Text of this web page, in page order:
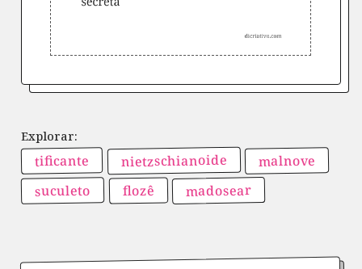
tificante nietzschianoide malnove
suculeto flozê madosear